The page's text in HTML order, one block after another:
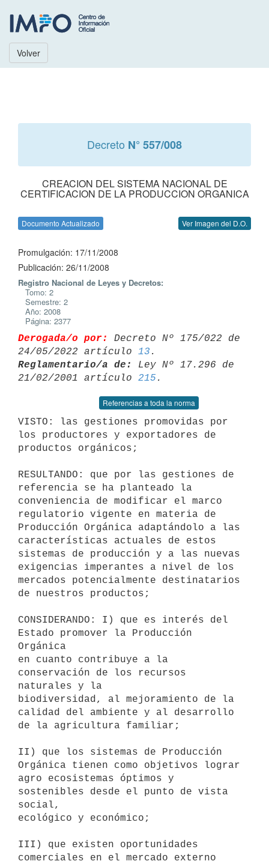
Volver
Decreto N° 557/008
CREACION DEL SISTEMA NACIONAL DE
CERTIFICACION DE LA PRODUCCION ORGANICA
Documento Actualizado Ver Imagen del D.O.
Promulgación: 17/11/2008
Publicación: 26/11/2008
Registro Nacional de Leyes y Decretos:
Tomo: 2
Semestre: 2
Año: 2008
Página: 2377
Derogada/o por:
Decreto Nº 175/022 de
24/05/2022 artículo 13
Reglamentario/a de:
Ley Nº 17.296 de
21/02/2001 artículo 215
Referencias a toda la norma
VISTO: las gestiones promovidas por
los productores y exportadores de
productos orgánicos;
RESULTANDO: que por las gestiones de
referencia se ha planteado la
conveniencia de modificar el marco
regulatorio vigente en materia de
Producción Orgánica adaptándolo a las
características actuales de estos
sistemas de producción y a las nuevas
exigencias imperantes a nivel de los
mercados potencialmente destinatarios
de nuestros productos;
CONSIDERANDO: I) que es interés del
Estado promover la Producción
Orgánica
en cuanto contribuye a la
conservación de los recursos
naturales y la
biodiversidad, al mejoramiento de la
calidad del ambiente y al desarrollo
de la agricultura familiar;
II) que los sistemas de Producción
Orgánica tienen como objetivos lograr
agro ecosistemas óptimos y
sostenibles desde el punto de vista
social,
ecológico y económico;
III) que existen oportunidades
comerciales en el mercado externo